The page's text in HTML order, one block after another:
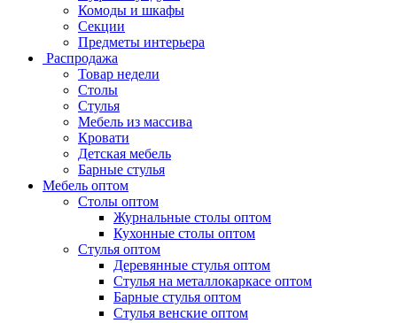
Комоды и шкафы
Секции
Предметы интерьера
Распродажа
Товар недели
Столы
Стулья
Мебель из массива
Кровати
Детская мебель
Барные стулья
Мебель оптом
Столы оптом
Журнальные столы оптом
Кухонные столы оптом
Стулья оптом
Деревянные стулья оптом
Стулья на металлокаркасе оптом
Барные стулья оптом
Стулья венские оптом